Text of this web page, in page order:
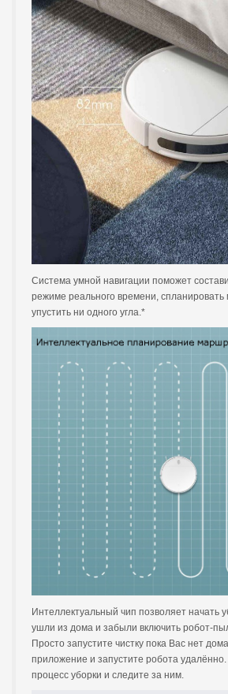
Система умной навигации поможет
режиме реального времени, спланировать
упустить ни одного угла.*
Интеллектуальный чип позволяет начать
ушли из дома и забыли включить робот-
Просто запустите чистку пока Вас нет
приложение и запустите робота
процесс уборки и следите за ним.